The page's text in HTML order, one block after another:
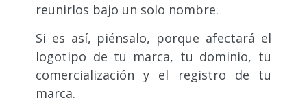
reunirlos bajo un solo nombre.
Si es así, piénsalo, porque afectará el
logotipo de tu marca, tu dominio, tu
comercialización y el registro de tu
marca.